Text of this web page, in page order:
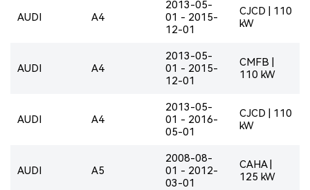
AUDI A4
2013-05-
01 - 2015-
12-01
CJCD | 110
kW
AUDI A4
2013-05-
01 - 2015-
12-01
CMFB |
110 kW
AUDI A4
2013-05-
01 - 2016-
05-01
CJCD | 110
kW
AUDI A5
2008-08-
01 - 2012-
03-01
CAHA |
125 kW